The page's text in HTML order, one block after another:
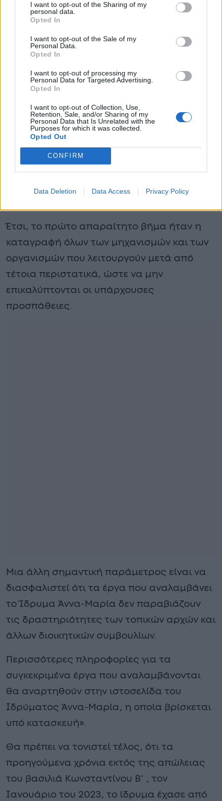
I want to opt-out of the Sharing of my
personal data.
Opted In
I want to opt-out of the Sale of my
Personal Data.
Opted In
I want to opt-out of processing my
Personal Data for Targeted Advertising.
Opted In
I want to opt-out of Collection, Use,
Retention, Sale, and/or Sharing of my
Personal Data that Is Unrelated with the
Purposes for which it was collected.
Opted Out
CONFIRM
Data Deletion Data Access Privacy Policy
Κος Φ. Ν. Ντε Κλερκ
Κα Μαίρη Ρόμπινσον
Κος Σπύρος Μεταξάς
Στόχος: Η παροχή βοήθειας σε περιοχές ή
ζημιές λόγω φυσικών καταστροφών.
Δραστηριότητες: Ο στόχος του Ιδρύματος
είναι ευρύς, λόγω της ποικιλίας των
φυσικών καταστροφών στην Ελλάδα
(σεισμοί, πλημμύρες, παγετός, καύσωνες
Έτσι, το πρώτο απαραίτητο βήμα ήταν η
καταγραφή όλων των μηχανισμών και των
οργανισμών που λειτουργούν μετά από
τέτοια περιστατικά, ώστε να μην
επικαλύπτονται οι υπάρχουσες
προσπάθειες.
Μια άλλη σημαντική παράμετρος είναι να
διασφαλιστεί ότι τα έργα που αναλαμβάνει
το Ίδρυμα Άννα-Μαρία δεν παραβιάζουν
τις δραστηριότητες των τοπικών αρχών και
άλλων διοικητικών συμβουλίων.
Περισσότερες πληροφορίες για τα
συγκεκριμένα έργα που αναλαμβάνονται
θα αναρτηθούν στην ιστοσελίδα του
Ιδρύματος Άννα-Μαρία, η οποία βρίσκεται
υπό κατασκευή».
Θα πρέπει να τονιστεί τέλος, ότι τα
προηγούμενα χρόνια εκτός της απώλειας
του βασιλιά Κωνσταντίνου Β’ , τον
Ιανουάριο του 2023, το ίδρυμα έχασε από